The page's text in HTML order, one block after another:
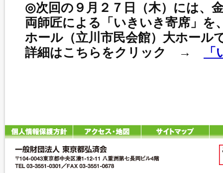
◎次回の９月２７日（木）には、
両師匠による「いきいき寄席」を
ホール（立川市民会館）大ホール
詳細はこちらをクリック →